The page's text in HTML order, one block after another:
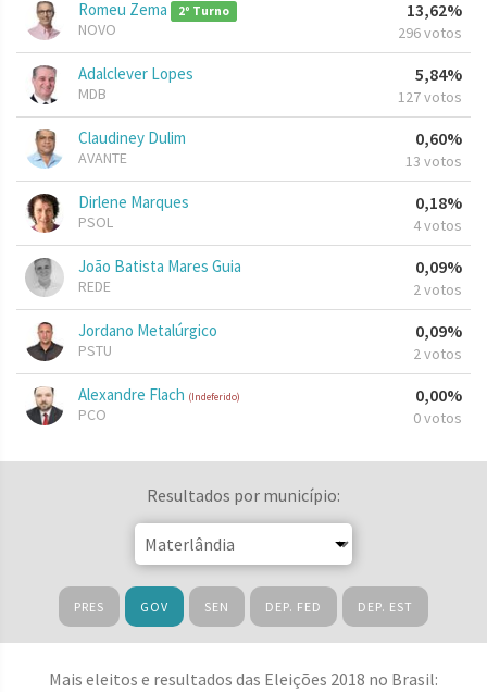
Romeu Zema 2º Turno
NOVO
13,62%
296 votos
Adalclever Lopes
MDB
5,84%
127 votos
Claudiney Dulim
AVANTE
0,60%
13 votos
Dirlene Marques
PSOL
0,18%
4 votos
João Batista Mares Guia
REDE
0,09%
2 votos
Jordano Metalúrgico
PSTU
0,09%
2 votos
Alexandre Flach (Indeferido)
PCO
0,00%
0 votos
Resultados por município:
PRES GOV SEN DEP. FED DEP. EST
Mais eleitos e resultados das Eleições 2018 no Brasil: